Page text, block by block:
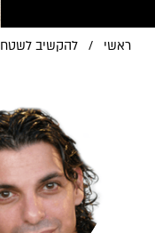
ראשי / להקשיב לשטח